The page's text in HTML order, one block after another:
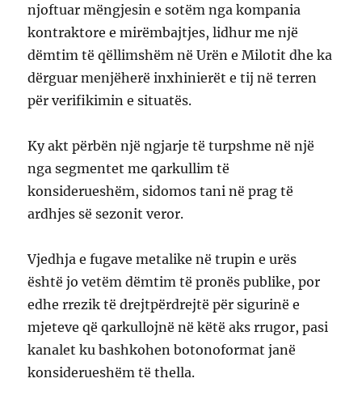
njoftuar mëngjesin e sotëm nga kompania
kontraktore e mirëmbajtjes, lidhur me një
dëmtim të qëllimshëm në Urën e Milotit dhe ka
dërguar menjëherë inxhinierët e tij në terren
për verifikimin e situatës.
Ky akt përbën një ngjarje të turpshme në një
nga segmentet me qarkullim të
konsiderueshëm, sidomos tani në prag të
ardhjes së sezonit veror.
Vjedhja e fugave metalike në trupin e urës
është jo vetëm dëmtim të pronës publike, por
edhe rrezik të drejtpërdrejtë për sigurinë e
mjeteve që qarkullojnë në këtë aks rrugor, pasi
kanalet ku bashkohen botonoformat janë
konsiderueshëm të thella.